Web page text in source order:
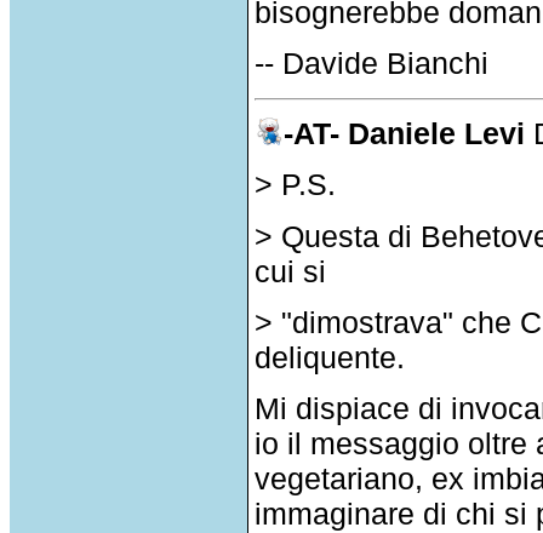
bisognerebbe
-- Davide Bianchi
-AT- Daniele Levi
> P.S.
> Questa di
cui si
> "dimostrava" che
deliquente.
Mi dispiace di
io il messaggio oltre
vegetariano, ex
immaginare di chi si